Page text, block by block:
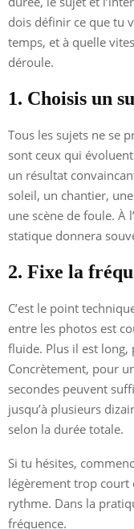
dois définir ce que tu
temps, et à quelle
déroule.
1. Choisis un
Tous les sujets ne se
sont ceux qui
un résultat
soleil, un chantier,
une scène de foule. À
statique donnera
2. Fixe la
C’est le point
entre les photos est
fluide. Plus il est long,
Concrètement, pour
secondes peuvent
jusqu’à plusieurs
selon la durée totale.
Si tu hésites,
légèrement trop court
rythme. Dans la
fréquence.